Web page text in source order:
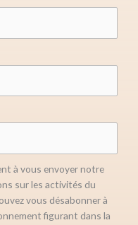
à vous envoyer notre
sur les activités du
vous désabonner à
figurant dans la